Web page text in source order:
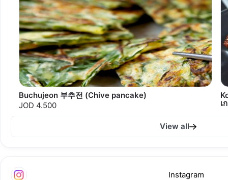
Buchujeon 부추전 (Chive pancake)
JOD 4.500
เ
View all
Instagram